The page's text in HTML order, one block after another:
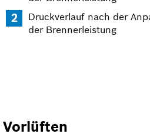
Druckverlauf nach der
der Brennerleistung
Vorlüften